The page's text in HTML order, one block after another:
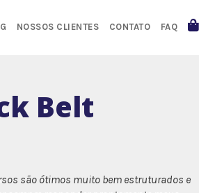
NOSSOS CLIENTES CONTATO FAQ
Belt
são ótimos muito bem estruturados e